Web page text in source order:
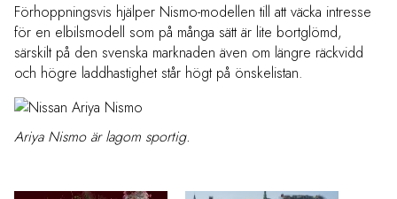
Förhoppningsvis hjälper Nismo-modellen till att väcka intresse
för en elbilsmodell som på många sätt är lite bortglömd,
särskilt på den svenska marknaden även om längre räckvidd
och högre laddhastighet står högt på önskelistan.
Ariya Nismo är lagom sportig.